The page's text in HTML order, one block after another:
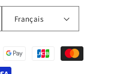
Français